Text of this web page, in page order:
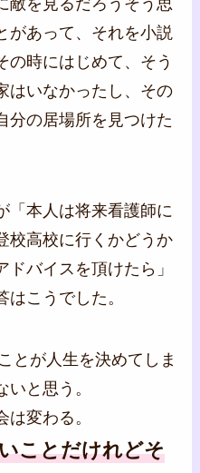
敵を見るだろうそう思
があって、それを小説
の時にはじめて、そう
はいなかったし、その
分の居場所を見つけた
「本人は将来看護師に
校高校に行くかどうか
バイスを頂けたら」
はこうでした。
とが人生を決めてしま
と思う。
は変わる。
ことだけれどそ